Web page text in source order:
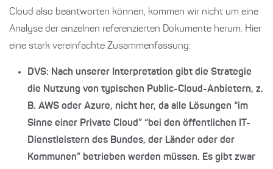
Cloud also beantworten können, kommen wir nicht um eine
Analyse der einzelnen referenzierten Dokumente herum. Hier
eine stark vereinfachte Zusammenfassung:
DVS: Nach unserer Interpretation gibt die Strategie
die Nutzung von typischen Public-Cloud-Anbietern, z.
B. AWS oder Azure, nicht her, da alle Lösungen “im
Sinne einer Private Cloud” “bei den öffentlichen IT-
Dienstleistern des Bundes, der Länder oder der
Kommunen” betrieben werden müssen. Es gibt zwar